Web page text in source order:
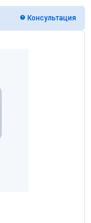
Консультация